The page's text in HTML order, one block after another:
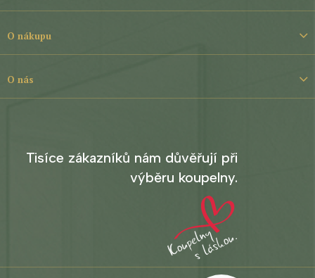
í
O nákupu
O nás
Tisíce zákazníků nám důvěřují při
výběru koupelny.